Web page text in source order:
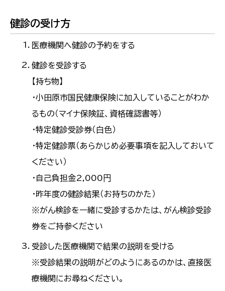
健診の受け方
医療機関へ健診の予約をする
健診を受診する
【持ち物】
・小田原市国民健康保険に加入していることがわか
るもの（マイナ保険証、資格確認書等）
・特定健診受診券（白色）
・特定健診票（あらかじめ必要事項を記入しておいて
ください）
・自己負担金2,000円
・昨年度の健診結果（お持ちのかた）
※がん検診を一緒に受診するかたは、がん検診受診
券をご持参ください
受診した医療機関で結果の説明を受ける
※受診結果の説明がどのようにあるのかは、直接医
療機関にお尋ねください。